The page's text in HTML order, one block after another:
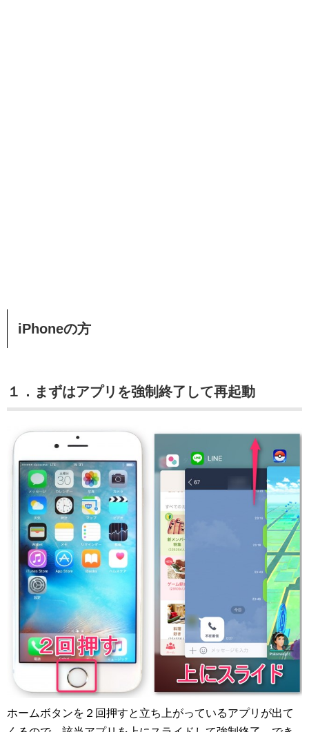
iPhoneの方
１．まずはアプリを強制終了して再起動
ホームボタンを２回押すと立ち上がっているアプリが出て